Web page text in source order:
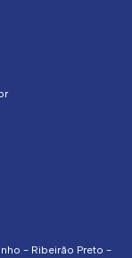
- Ribeirão Preto -